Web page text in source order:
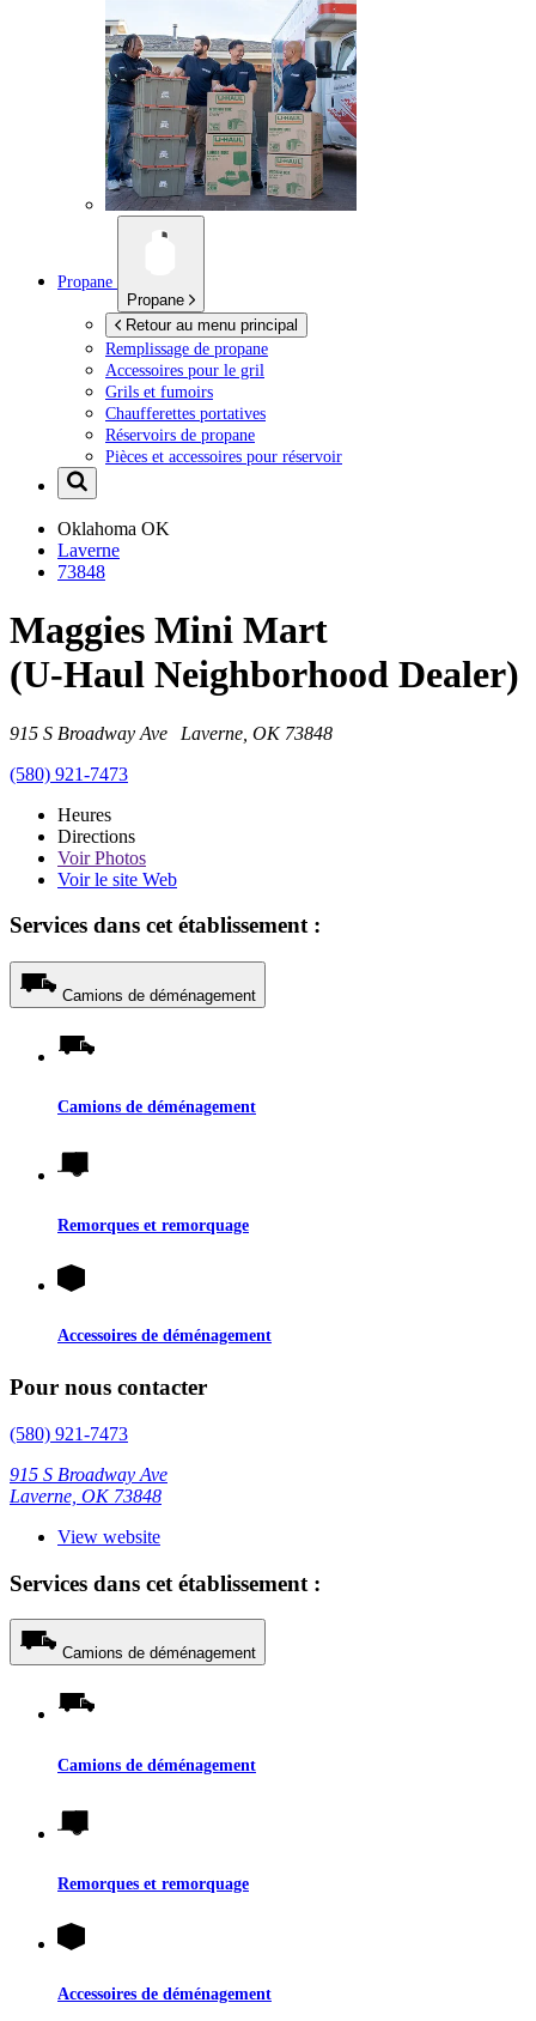
Propane
Propane
Retour au menu principal
Remplissage de propane
Accessoires pour le gril
Grils et fumoirs
Chaufferettes portatives
Réservoirs de propane
Pièces et accessoires pour réservoir
Oklahoma OK
Laverne
73848
Maggies Mini Mart
(U-Haul Neighborhood Dealer)
915 S Broadway Ave Laverne, OK 73848
(580) 921-7473
Heures
Directions
VoirPhotos
Voir le site Web
Services dans cet établissement :
Camions de déménagement
Camions de déménagement
Remorques et remorquage
Accessoires de déménagement
Pour nous contacter
(580) 921-7473
915 S Broadway Ave
Laverne, OK 73848
View website
Services dans cet établissement :
Camions de déménagement
Camions de déménagement
Remorques et remorquage
Accessoires de déménagement